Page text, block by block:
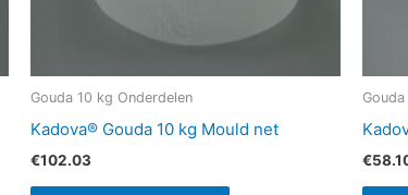
Gouda 10 kg Onderdelen
Kadova® Gouda 10 kg Mould net
€102.03 €